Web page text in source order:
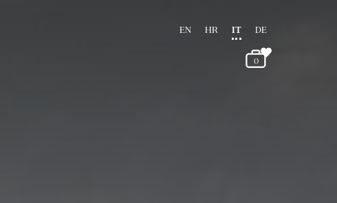
EN HR IT DE
0